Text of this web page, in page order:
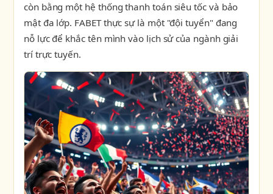
còn bằng một hệ thống thanh toán siêu tốc và bảo
mật đa lớp. FABET thực sự là một "đội tuyển" đang
nỗ lực để khắc tên mình vào lịch sử của ngành giải
trí trực tuyến.